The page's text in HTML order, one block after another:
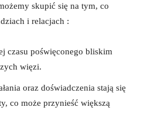
skupić⁤ się na tym,⁢ co⁢
i relacjach :
czasu poświęconego bliskim
więzi.
oraz doświadczenia stają się
co‍ może przynieść większą